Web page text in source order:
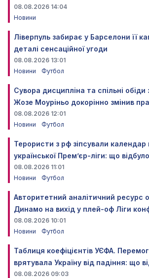
08.08.2026 14:04
Новини
Ліверпуль забирає у Барселони її
деталі сенсаційної угоди
08.08.2026 13:01
Новини
Футбол
Сувора дисципліна та спільні
Жозе Моуріньо докорінно змінив
08.08.2026 12:01
Новини
Футбол
Терористи з рф зіпсували календар
української Прем’єр-ліги: що
08.08.2026 11:01
Новини
Футбол
Авторитетний аналітичний ресурс
Динамо на вихід у плей-оф Ліги
08.08.2026 10:01
Новини
Футбол
Таблиця коефіцієнтів УЄФА.
врятувала Україну від падіння: що
08.08.2026 09:03